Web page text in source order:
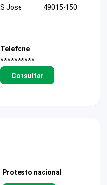
S Jose
49015-150
Telefone
**********
Consultar
Protesto nacional